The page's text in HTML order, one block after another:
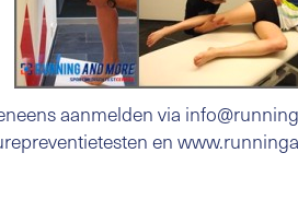
aanmelden via
en